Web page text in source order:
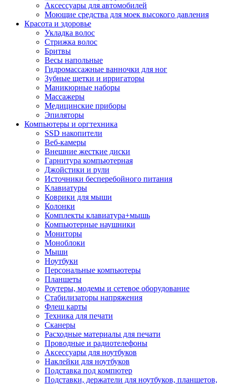
Аксессуары для автомобилей
Моющие средства для моек высокого давления
Красота и здоровье
Укладка волос
Стрижка волос
Бритвы
Весы напольные
Гидромассажные ванночки для ног
Зубные щетки и ирригаторы
Маникюрные наборы
Массажеры
Медицинские приборы
Эпиляторы
Компьютеры и оргтехника
SSD накопители
Веб-камеры
Внешние жесткие диски
Гарнитура компьютерная
Джойстики и рули
Источники бесперебойного питания
Клавиатуры
Коврики для мыши
Колонки
Комплекты клавиатура+мышь
Компьютерные наушники
Мониторы
Моноблоки
Мыши
Ноутбуки
Персональные компьютеры
Планшеты
Роутеры, модемы и сетевое оборудование
Стабилизаторы напряжения
Флеш карты
Техника для печати
Сканеры
Расходные материалы для печати
Проводные и радиотелефоны
Аксессуары для ноутбуков
Наклейки для ноутбуков
Подставка под компютер
Подставки, держатели для ноутбуков, планшетов,